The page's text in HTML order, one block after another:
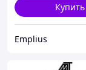
Купить
Emplius